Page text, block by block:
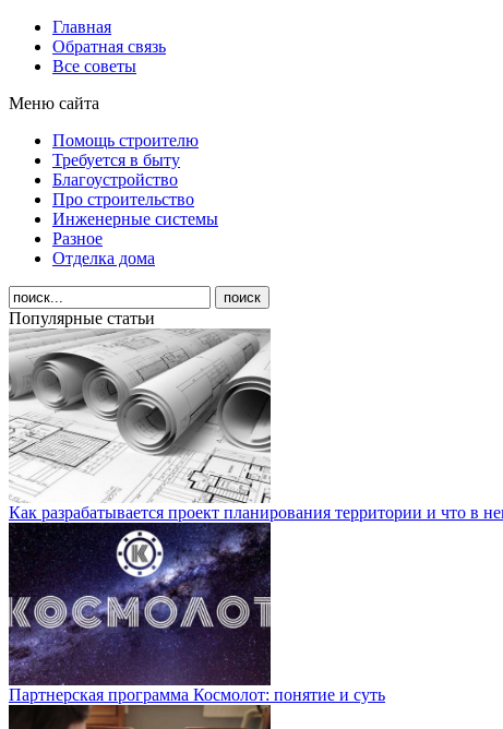
Главная
Обратная связь
Все советы
Меню сайта
Помощь строителю
Требуется в быту
Благоустройство
Про строительство
Инженерные системы
Разное
Отделка дома
Популярные статьи
Как разрабатывается проект планирования территории и что в
Партнерская программа Космолот: понятие и суть